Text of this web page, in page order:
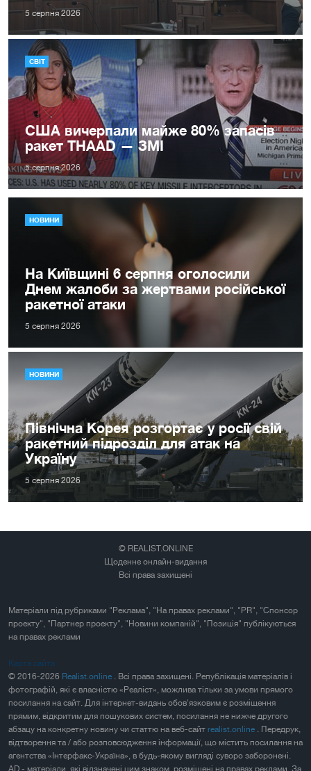
5 серпня 2026
СВІТ
США вичерпали майже 80% запасів
ракет THAAD — ЗМІ
5 серпня 2026
НОВИНИ
На Київщині 6 серпня оголосили
Днем жалоби за жертвами російської
ракетної атаки
5 серпня 2026
НОВИНИ
Північна Корея розгортає у росії свій
ракетний підрозділ для атак на
Україну
5 серпня 2026
© REALIST.ONLINE
Щоденне онлайн-видання
Всі права захищені
Матеріали під рубриками "Реклама", "На правах реклами", "PR", "Спонсор
проекту", "Партнер проекту", "Новини компаній", "Позиція" публікуються
на правах реклами
Карта сайта
© 2016-2026 Realist.online
. Всі права захищені. Републікація матеріалів і
фотографій, які є власністю «Реаліст», можлива тільки за умови прямого
посилання на сайт. Для інтернет-видань обов'язковим є розміщення
прямим, відкритим для пошукових систем, посилання не нижче другого
абзацу на конкретну новину чи статтю на веб-сайт realist.online
. Передрук,
відтворення та / або розповсюдження інформації, що містить посилання на
агентства «Інтерфакс-Україна», в будь-якому вигляді суворо заборонені.
AD - матеріали, які відзначені цим знаком, розміщені на правах реклами. За